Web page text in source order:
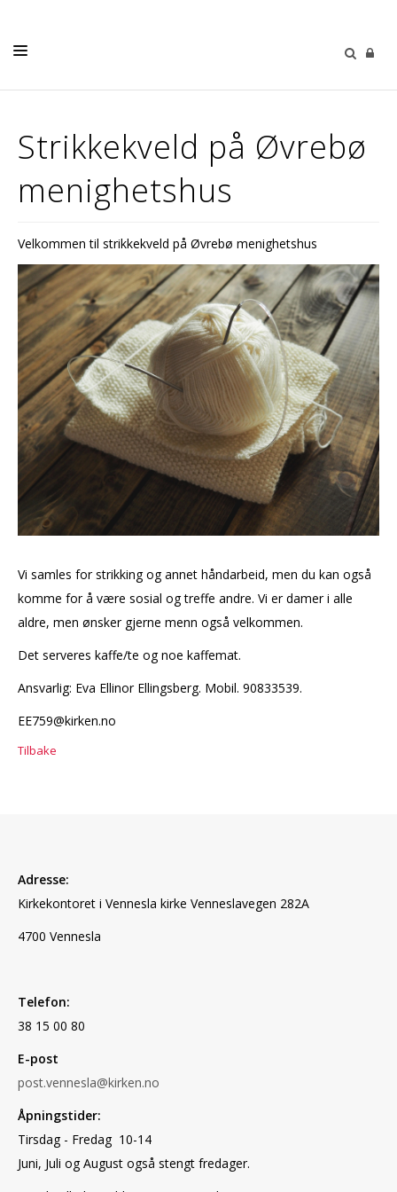
NYHETER
VÅRE MENIGHETER
MENIGHETSBLADET
PÅMELDING
KONTAKT OSS
Strikkekveld på Øvrebø
menighetshus
Velkommen til strikkekveld på Øvrebø menighetshus
Vi samles for strikking og annet håndarbeid, men du kan også
komme for å være sosial og treffe andre. Vi er damer i alle
aldre, men ønsker gjerne menn også velkommen.
Det serveres kaffe/te og noe kaffemat.
Ansvarlig: Eva Ellinor Ellingsberg. Mobil. 90833539.
EE759@kirken.no
Tilbake
Adresse:
Kirkekontoret i Vennesla kirke Venneslavegen 282A
4700 Vennesla
Telefon:
38 15 00 80
E-post
post.vennesla@kirken.no
Åpningstider:
Tirsdag - Fredag 10-14
Juni, Juli og August også stengt fredager.